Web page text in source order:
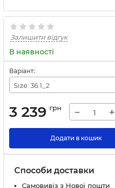
Залишити відгук
В наявності
Варіант:
Size: 36.1_2
3 239 грн − +
Додати в кошик
Способи доставки
Самовивіз з Нової пошти